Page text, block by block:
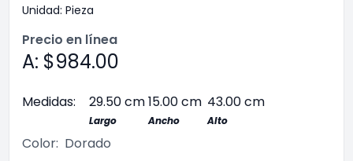
Unidad: Pieza
Precio en línea
A: $984.00
Medidas: 29.50 cm15.00 cm 43.00 cm
Largo Ancho Alto
Color: Dorado